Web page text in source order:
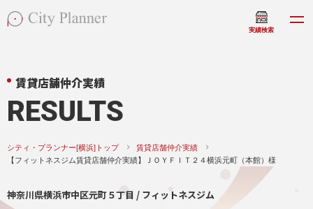
実績検索
賃貸店舗仲介実績
RESULTS
シティ・プランナー[横浜]トップ
賃貸店舗仲介実績
【フィットネスジム賃貸店舗仲介実績】ＪＯＹＦＩＴ２４横浜元町（本館）様
神奈川県横浜市中区元町５丁目 / フィットネスジム